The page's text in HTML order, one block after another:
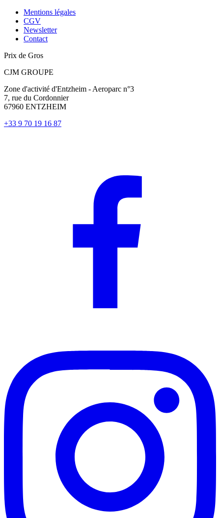
Mentions légales
CGV
Newsletter
Contact
Prix de Gros
CJM GROUPE
Zone d'activité d'Entzheim - Aeroparc n°3
7, rue du Cordonnier
67960 ENTZHEIM
+33 9 70 19 16 87